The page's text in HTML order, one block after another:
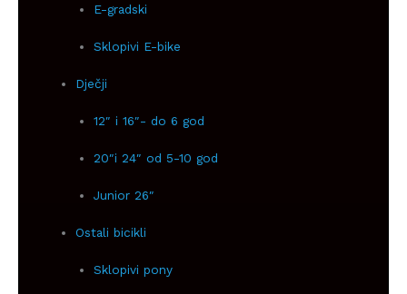
E-gradski
Sklopivi E-bike
Dječji
12″ i 16″- do 6 god
20″i 24″ od 5-10 god
Junior 26″
Ostali bicikli
Sklopivi pony